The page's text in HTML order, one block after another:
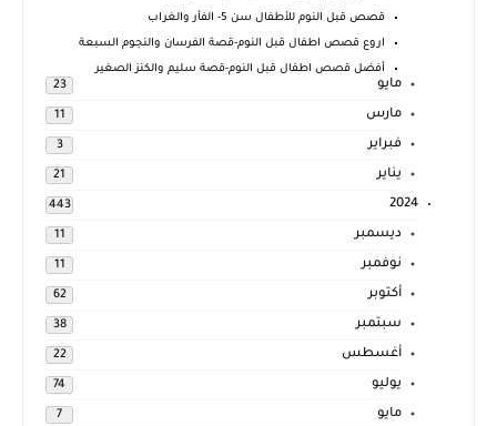
قصص قبل النوم للأطفال سن 5- الفأر والغراب
اروع قصص اطفال قبل النوم-قصة الفرسان والنجوم السبعة
أفضل قصص اطفال قبل النوم-قصة سليم والكنز الصغير
مايو 23
مارس 11
فبراير 3
يناير 21
2024
443
ديسمبر 11
نوفمبر 11
أكتوبر 62
سبتمبر 38
أغسطس 22
يوليو 74
مايو 7